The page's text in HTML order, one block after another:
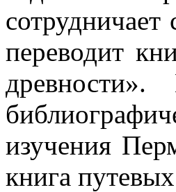
переводит
изучения
книга